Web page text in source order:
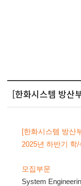
[한화시스템 방산
[한화시스템 방산
2025년 하반기 학
모집부문
System